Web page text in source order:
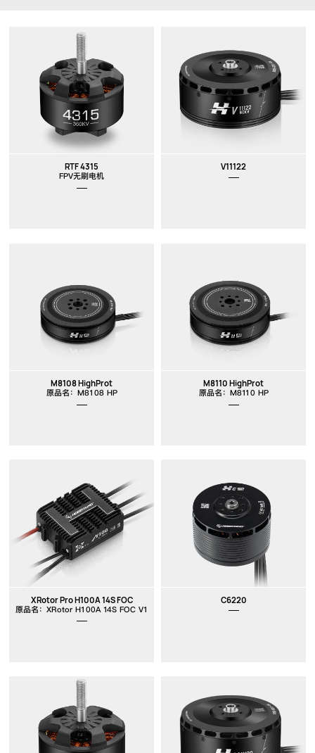
RTF 4315
FPV无刷电机
V11122
M8108 HighProt
原品名：M8108 HP
M8110 HighProt
原品名：M8110 HP
XRotor Pro H100A 14S FOC
原品名：XRotor H100A 14S FOC V1
C6220